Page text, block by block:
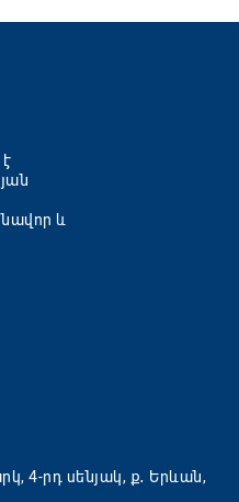
և
4-րդ սենյակ, ք․ Երևան,